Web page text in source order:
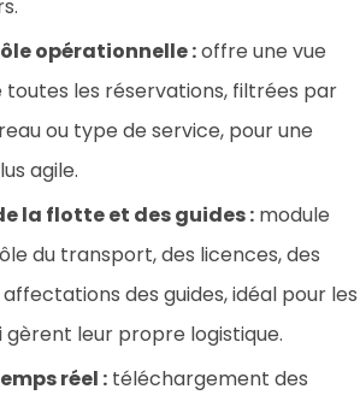
opérationnelle :offre une vue
toutes les réservations, filtrées par
ou type de service, pour une
agile.
la flotte et des guides : module
du transport, des licences, des
des guides, idéal pour les
gèrent leur propre logistique.
réel : téléchargement des